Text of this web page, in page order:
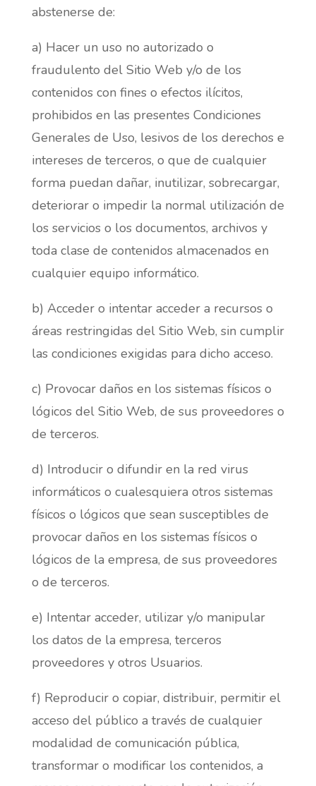
abstenerse de:
a) Hacer un uso no autorizado o
fraudulento del Sitio Web y/o de los
contenidos con fines o efectos ilícitos,
prohibidos en las presentes Condiciones
Generales de Uso, lesivos de los derechos e
intereses de terceros, o que de cualquier
forma puedan dañar, inutilizar, sobrecargar,
deteriorar o impedir la normal utilización de
los servicios o los documentos, archivos y
toda clase de contenidos almacenados en
cualquier equipo informático.
b) Acceder o intentar acceder a recursos o
áreas restringidas del Sitio Web, sin cumplir
las condiciones exigidas para dicho acceso.
c) Provocar daños en los sistemas físicos o
lógicos del Sitio Web, de sus proveedores o
de terceros.
d) Introducir o difundir en la red virus
informáticos o cualesquiera otros sistemas
físicos o lógicos que sean susceptibles de
provocar daños en los sistemas físicos o
lógicos de la empresa, de sus proveedores
o de terceros.
e) Intentar acceder, utilizar y/o manipular
los datos de la empresa, terceros
proveedores y otros Usuarios.
f) Reproducir o copiar, distribuir, permitir el
acceso del público a través de cualquier
modalidad de comunicación pública,
transformar o modificar los contenidos, a